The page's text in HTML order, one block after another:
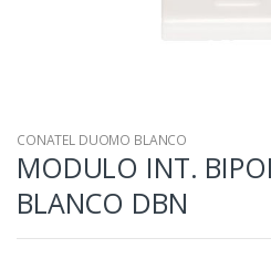
CONATEL DUOMO BLANCO
MODULO INT.
BLANCO DBN